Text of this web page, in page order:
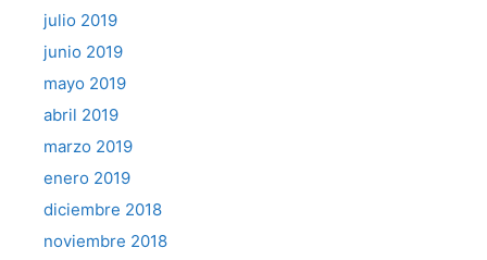
julio 2019
junio 2019
mayo 2019
abril 2019
marzo 2019
enero 2019
diciembre 2018
noviembre 2018